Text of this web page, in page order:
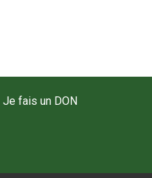
Je fais un DON